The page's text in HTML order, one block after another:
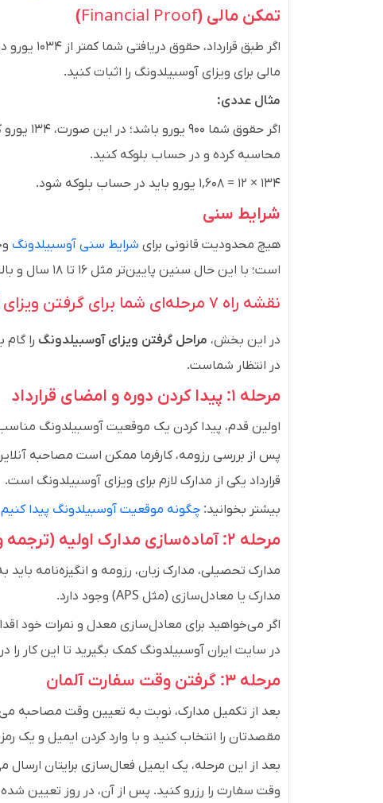
تمکن مالی (Financial Proof
)
اگر طبق
مالی برای ویزای آوسبیلدونگ را اثبات کنید.
مثال عددی:
اگر
محاسبه کرده و در حساب بلوکه کنید.
۱۳۴ × ۱۲ = ۱,۶۰۸ یورو باید در حساب بلوکه شود.
شرایط سنی
هیچ محدودیت قانونی برای شرایط سنی آوسبیلدونگ
است؛ با این حال سنین پایین‌تر مثل ۱۶ تا ۱۸ سال و بالاتر از ۲۵ سال هم شانس پذیرش دارند.
نقشه راه ۷ مرحله‌ای شما برای گرفتن ویزای آوسبیلدونگ
در این بخش، مراحل گرفتن ویزای آوسبیلدونگ را
در انتظار شماست.
مرحله ۱: پیدا کردن دوره و امضای قرارداد
اولین قدم، پیدا کردن یک موقعیت آوسبیلدونگ
پس از بررسی رزومه، کارفرما ممکن است مصاحبه
قرارداد یکی از مدارک لازم برای ویزای آوسبیلدونگ است.
بیشتر بخوانید: چگونه موقعیت آوسبیلدونگ پیدا کنیم
مرحله ۲: آماده‌سازی مدارک اولیه (ترجمه و تأیید)
مدارک تحصیلی، مدارک زبان، رزومه و انگیزه‌نامه
مدارک یا معادل‌سازی (مثل APS) وجود دارد.
اگر می‌خواهید برای معادل‌سازی معدل و نمرات خود
در سایت ایران آوسبیلدونگ کمک بگیرید تا این کار
مرحله ۳: گرفتن وقت سفارت آلمان
بعد از تکمیل مدارک، نوبت به تعیین وقت مصاحبه
مقصدتان را انتخاب کنید و با وارد کردن ایمیل و یک
بعد از این مرحله، یک ایمیل فعال‌سازی برایتان
وقت سفارت را رزرو کنید. پس از آن، در روز تعیین